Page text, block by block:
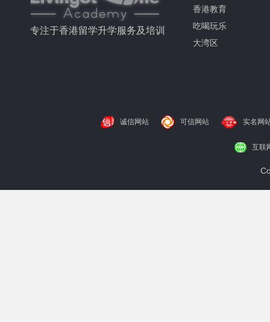
专注于香港留学升学服务及培训
香港教育
吃喝玩乐
大湾区
诚信网站 可信网站 实名网
互联